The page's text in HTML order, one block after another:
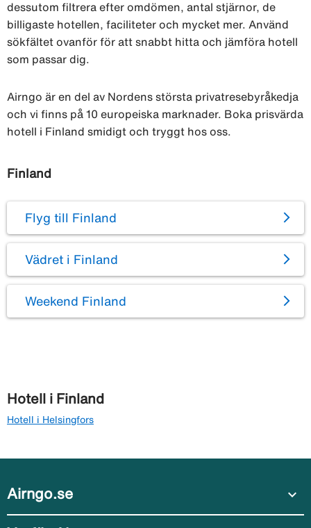
dessutom filtrera efter omdömen, antal stjärnor, de
billigaste hotellen, faciliteter och mycket mer. Använd
sökfältet ovanför för att snabbt hitta och jämföra hotell
som passar dig.
Airngo är en del av Nordens största privatresebyråkedja
och vi finns på 10 europeiska marknader. Boka prisvärda
hotell i Finland smidigt och tryggt hos oss.
Finland
Flyg till Finland
Vädret i Finland
Weekend Finland
Hotell i Finland
Hotell i Helsingfors
Airngo.se expand_more